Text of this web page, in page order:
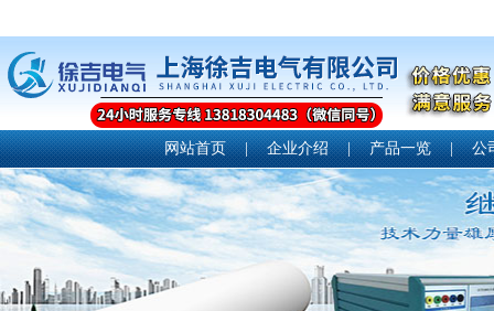
网站首页 | 企业介绍 | 产品一览 | 公